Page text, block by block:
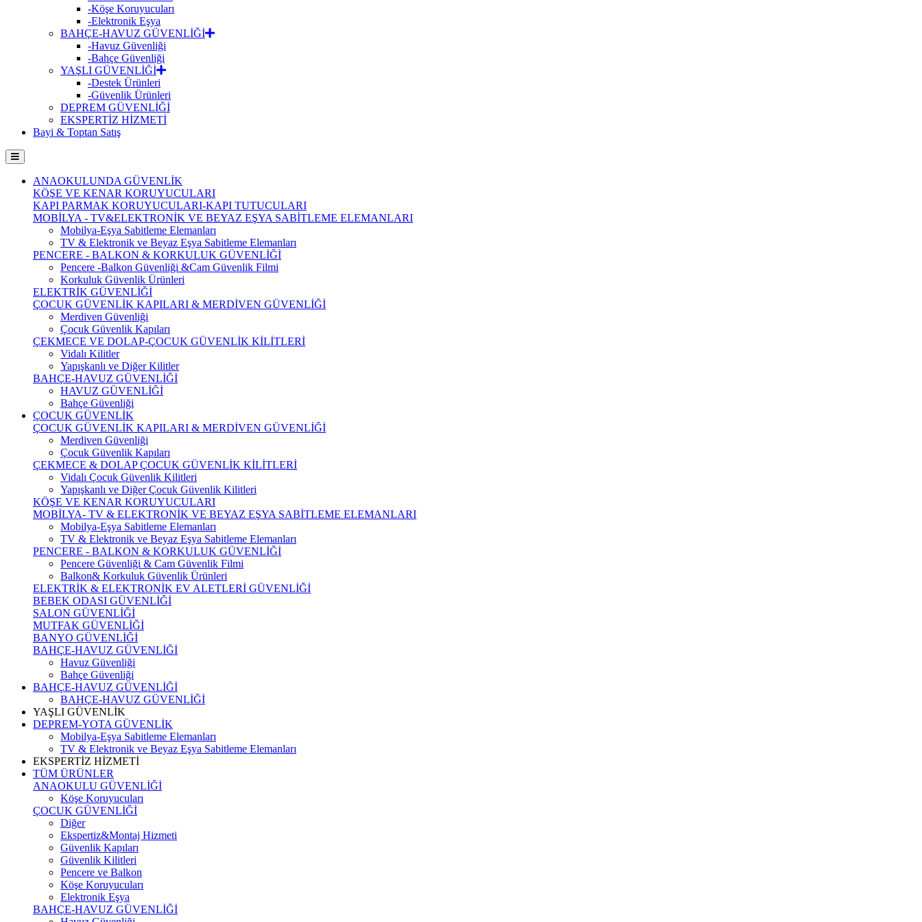
-Köşe Koruyucuları
-Elektronik Eşya
BAHÇE-HAVUZ GÜVENLİĞİ
-Havuz Güvenliği
-Bahçe Güvenliği
YAŞLI GÜVENLİĞİ
-Destek Ürünleri
-Güvenlik Ürünleri
DEPREM GÜVENLİĞİ
EKSPERTİZ HİZMETİ
Bayi & Toptan Satış
ANAOKULUNDA GÜVENLİK
KÖŞE VE KENAR KORUYUCULARI
KAPI PARMAK KORUYUCULARI-KAPI TUTUCULARI
MOBİLYA - TV&ELEKTRONİK VE BEYAZ EŞYA SABİTLEME ELEMANLARI
Mobilya-Eşya Sabitleme Elemanları
TV & Elektronik ve Beyaz Eşya Sabitleme Elemanları
PENCERE - BALKON & KORKULUK GÜVENLİĞİ
Pencere -Balkon Güvenliği &Cam Güvenlik Filmi
Korkuluk Güvenlik Ürünleri
ELEKTRİK GÜVENLİĞİ
ÇOCUK GÜVENLİK KAPILARI & MERDİVEN GÜVENLİĞİ
Merdiven Güvenliği
Çocuk Güvenlik Kapıları
ÇEKMECE VE DOLAP-ÇOCUK GÜVENLİK KİLİTLERİ
Vidalı Kilitler
Yapışkanlı ve Diğer Kilitler
BAHÇE-HAVUZ GÜVENLİĞİ
HAVUZ GÜVENLİĞİ
Bahçe Güvenliği
ÇOCUK GÜVENLİK
ÇOCUK GÜVENLİK KAPILARI & MERDİVEN GÜVENLİĞİ
Merdiven Güvenliği
Çocuk Güvenlik Kapıları
ÇEKMECE & DOLAP ÇOCUK GÜVENLİK KİLİTLERİ
Vidalı Çocuk Güvenlik Kilitleri
Yapışkanlı ve Diğer Çocuk Güvenlik Kilitleri
KÖŞE VE KENAR KORUYUCULARI
MOBİLYA- TV & ELEKTRONİK VE BEYAZ EŞYA SABİTLEME ELEMANLARI
Mobilya-Eşya Sabitleme Elemanları
TV & Elektronik ve Beyaz Eşya Sabitleme Elemanları
PENCERE - BALKON & KORKULUK GÜVENLİĞİ
Pencere Güvenliği & Cam Güvenlik Filmi
Balkon& Korkuluk Güvenlik Ürünleri
ELEKTRİK & ELEKTRONİK EV ALETLERİ GÜVENLİĞİ
BEBEK ODASI GÜVENLİĞİ
SALON GÜVENLİĞİ
MUTFAK GÜVENLİĞİ
BANYO GÜVENLİĞİ
BAHÇE-HAVUZ GÜVENLİĞİ
Havuz Güvenliği
Bahçe Güvenliği
BAHÇE-HAVUZ GÜVENLİĞİ
BAHÇE-HAVUZ GÜVENLİĞİ
YAŞLI GÜVENLİK
DEPREM-YOTA GÜVENLİK
Mobilya-Eşya Sabitleme Elemanları
TV & Elektronik ve Beyaz Eşya Sabitleme Elemanları
EKSPERTİZ HİZMETİ
TÜM ÜRÜNLER
ANAOKULU GÜVENLİĞİ
Köşe Koruyucuları
ÇOCUK GÜVENLİĞİ
Diğer
Ekspertiz&Montaj Hizmeti
Güvenlik Kapıları
Güvenlik Kilitleri
Pencere ve Balkon
Köşe Koruyucuları
Elektronik Eşya
BAHÇE-HAVUZ GÜVENLİĞİ